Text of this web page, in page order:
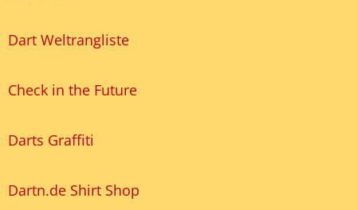
Dart Weltrangliste
Check in the Future
Darts Graffiti
Dartn.de Shirt Shop